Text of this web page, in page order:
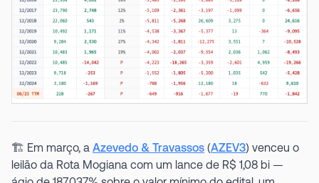
🏗️ Em março, a Azevedo & Travassos (AZEV3) venceu o
leilão da Rota Mogiana com um lance de R$ 1,08 bi —